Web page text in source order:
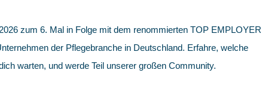
zum 6. Mal in Folge mit dem renommierten TOP EMPLOYER
der Pflegebranche in Deutschland. Erfahre, welche
warten, und werde Teil unserer großen Community.